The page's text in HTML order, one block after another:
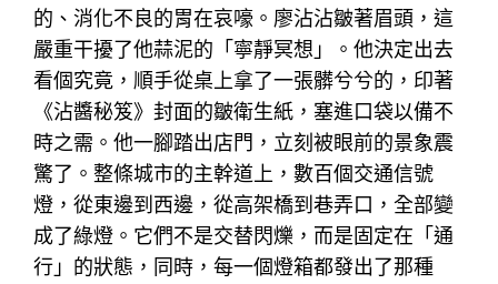
的、消化不良的胃在哀嚎。廖沾沾皺著眉頭，這
嚴重干擾了他蒜泥的「寧靜冥想」。他決定出去
看個究竟，順手從桌上拿了一張髒兮兮的，印著
《沾醬秘笈》封面的皺衛生紙，塞進口袋以備不
時之需。他一腳踏出店門，立刻被眼前的景象震
驚了。整條城市的主幹道上，數百個交通信號
燈，從東邊到西邊，從高架橋到巷弄口，全部變
成了綠燈。它們不是交替閃爍，而是固定在「通
行」的狀態，同時，每一個燈箱都發出了那種